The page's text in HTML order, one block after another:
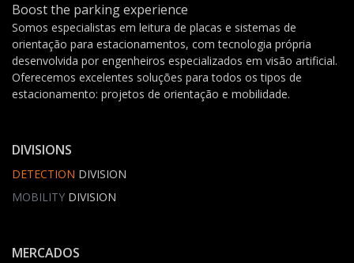
Boost the parking experience
Somos especialistas em leitura de placas e sistemas de
orientação para estacionamentos, com tecnologia própria
desenvolvida por engenheiros especializados em visão artificial.
Oferecemos excelentes soluções para todos os tipos de
estacionamento: projetos de orientação e mobilidade.
DIVISIONS
DETECTION DIVISION
MOBILITY DIVISION
MERCADOS